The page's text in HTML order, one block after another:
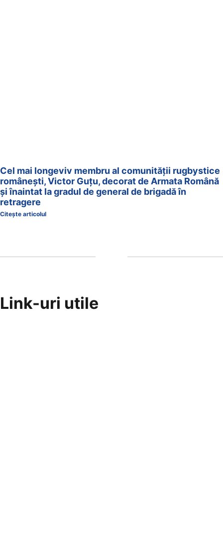
Cel mai longeviv membru al comunității rugbystice
românești, Victor Guțu, decorat de Armata Română
și înaintat la gradul de general de brigadă în
retragere
Citește articolul
Link-uri utile